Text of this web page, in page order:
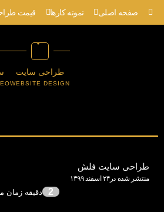
صفحه اصلی نمونه کارها قیمت
طراحی سایت
WEBSITE DESIGN
طراحی سایت فلش
منتشر شده در۲۴ اسفند ۱۳۹۹
2